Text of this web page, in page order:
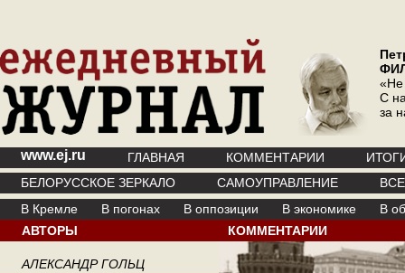
«Не
С
за
www.ej.ru ГЛАВНАЯ КОММЕНТАРИИ
БЕЛОРУССКОЕ ЗЕРКАЛО
САМОУПРАВЛЕНИЕ
В Кремле
В погонах В оппозиции В экономике
В
АВТОРЫ
АЛЕКСАНДР ГОЛЬЦ
КОММЕНТАРИИ